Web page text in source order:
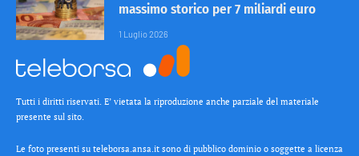
massimo storico per 7 miliardi euro
1 Luglio 2026
Tutti i diritti riservati. E’ vietata la riproduzione anche parziale del materiale
presente sul sito.
Le foto presenti su teleborsa.ansa.it sono di pubblico dominio o soggette a licenza